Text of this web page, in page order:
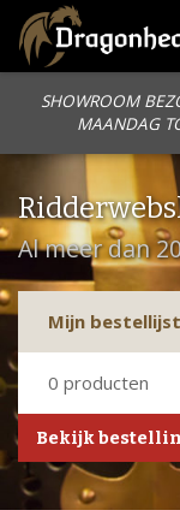
SHOWROOM
MAANDAG
Al meer dan
Mijn bestellijst
0 producten
Bekijk